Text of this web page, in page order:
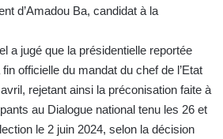
d’Amadou Ba, candidat à la
a jugé que la présidentielle reportée
officielle du mandat du chef de l’Etat
rejetant ainsi la préconisation faite à
au Dialogue national tenu les 26 et
le 2 juin 2024, selon la décision